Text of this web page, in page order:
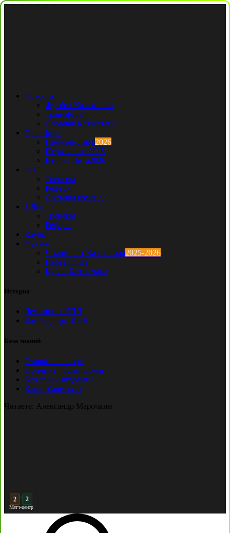
Новости
Футбол Казахстана
Трансферы
Сборная Казахстана
Трансферы
Премьер Лига2026
Первая лига2026
Вторая Лига2026
КПЛ
Тренеры
Рефери
Составы команд
1 Лига
Тренеры
Рефери
Клубы
Футзал
Чемпионат Казахстана2025-2026
Первая лига
Кубок Казахстана
История
Чемпионы КПЛ
Бомбардиры КПЛ
База знаний
Ставки на спорт
Причины и симптомы
Кто такой лудоман?
Как избавиться?
Читаете: Александр Марочкин
3 : 2
Матч-центр